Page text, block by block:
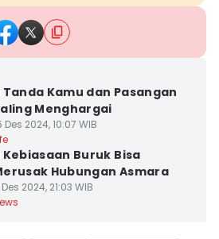
Tanda Kamu dan Pasangan
Menghargai
Des 2024, 10:07 WIB
Kebiasaan Buruk Bisa
Hubungan Asmara
Des 2024, 21:03 WIB